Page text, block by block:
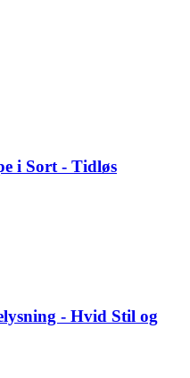
i Sort - Tidløs
- Hvid Stil og